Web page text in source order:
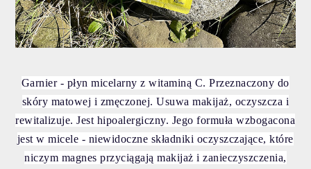
Garnier - płyn micelarny z witaminą C. Przeznaczony do
skóry matowej i zmęczonej. Usuwa makijaż, oczyszcza i
rewitalizuje. Jest hipoalergiczny. Jego formuła wzbogacona
jest w micele - niewidoczne składniki oczyszczające, które
niczym magnes przyciągają makijaż i zanieczyszczenia,